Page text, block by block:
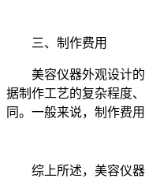
三、制作费用
美容仪器外观设计的
据制作工艺的复杂程度
同。一般来说，制作费
综上所述，美容仪器